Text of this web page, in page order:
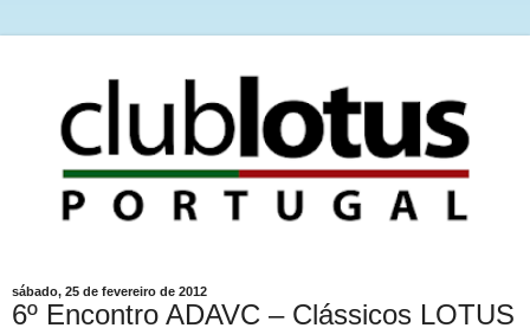
sábado, 25 de fevereiro de 2012
6º Encontro ADAVC – Clássicos LOTUS